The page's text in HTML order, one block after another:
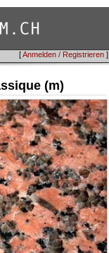
[Anmelden / Registrieren ]
(m)